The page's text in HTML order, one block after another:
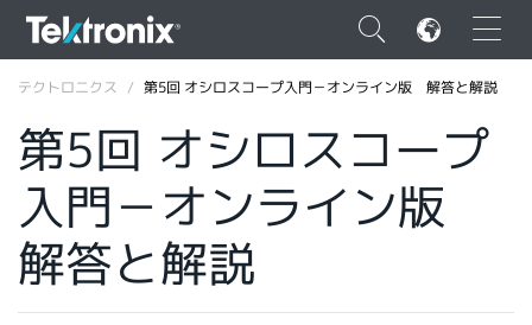
×
ENGLISH
FRANÇAIS
テクトロニクス 第5回 オシロスコープ入門－オンライン版 解答と解説
第5回 オシロスコープ
入門－オンライン版
解答と解説